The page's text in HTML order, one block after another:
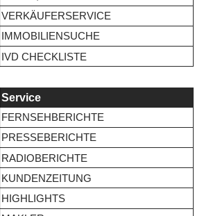
VERKÄUFERSERVICE
IMMOBILIENSUCHE
IVD CHECKLISTE
Service
FERNSEHBERICHTE
PRESSEBERICHTE
RADIOBERICHTE
KUNDENZEITUNG
HIGHLIGHTS